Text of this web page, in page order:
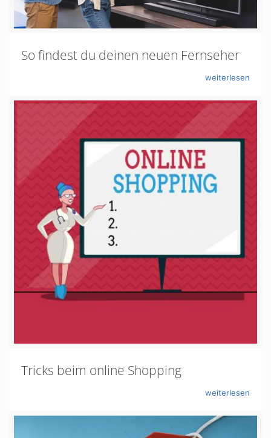
So findest du deinen neuen Fernseher
weiterlesen
Tricks beim online Shopping
weiterlesen